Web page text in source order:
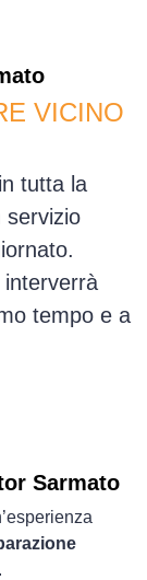
VICINO
tutta la
servizio
tempo e a
Sarmato